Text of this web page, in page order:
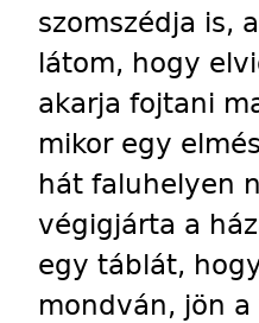
szomszédja is,
látom, hogy
akarja fojtani
mikor egy
hát faluhelyen
végigjárta a
egy táblát,
mondván, jön